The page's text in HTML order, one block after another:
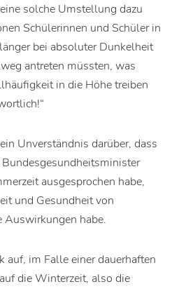
solche Umstellung dazu
Schülerinnen und Schüler in
bei absoluter Dunkelheit
antreten müssten, was
in die Höhe treiben
Unverständnis darüber, dass
ausgesprochen habe,
und Gesundheit von
Auswirkungen habe.
auf, im Falle einer dauerhaften
die Winterzeit, also die